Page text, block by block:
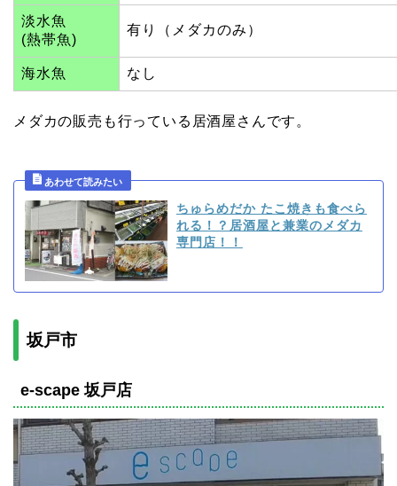
淡水魚
(熱帯魚)
有り（メダカのみ）
海水魚 なし
メダカの販売も行っている居酒屋さんです。
ちゅらめだか たこ焼きも食べら
れる！？居酒屋と兼業のメダカ
専門店！！
坂戸市
e-scape 坂戸店